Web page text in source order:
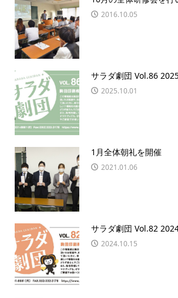
2016.10.05
サラダ劇団 Vol.86
2025.10.01
1月全体朝礼を開催
2021.01.06
サラダ劇団 Vol.82
2024.10.15